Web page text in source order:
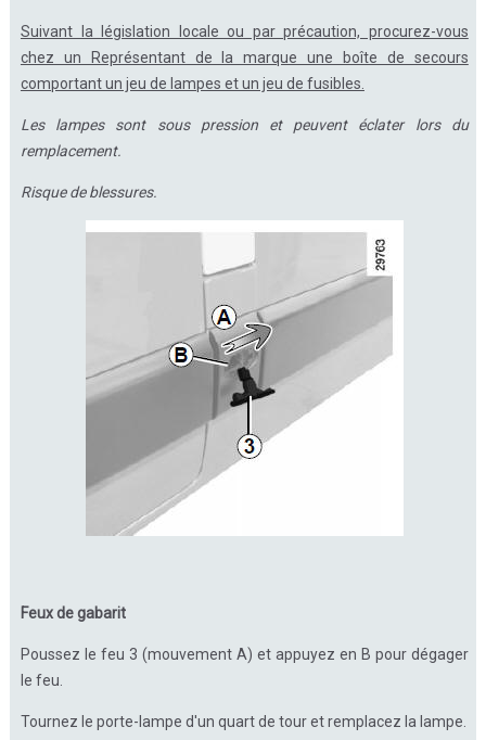
Suivant la législation locale ou par précaution, procurez-vous
chez un Représentant de la marque une boîte de secours
comportant un jeu de lampes et un jeu de fusibles.
Les lampes sont sous pression et peuvent éclater lors du
remplacement.
Risque de blessures.
Feux de gabarit
Poussez le feu 3 (mouvement A) et appuyez en B pour dégager
le feu.
Tournez le porte-lampe d'un quart de tour et remplacez la lampe.